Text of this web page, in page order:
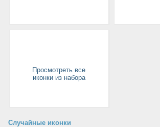
Просмотреть все
иконки из набора
Случайные иконки